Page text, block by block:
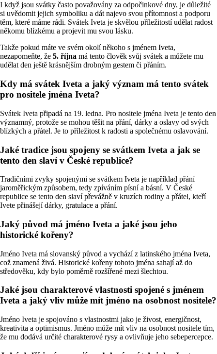
I když jsou svátky často považovány za odpočinkové dny, je důležité
si uvědomit jejich symboliku a dát najevo svou přítomnost a podporu
těm, které máme rádi. Svátek Iveta je skvělou příležitostí udělat radost
někomu blízkému a projevit mu svou lásku.
Takže pokud máte ve svém okolí někoho s jménem Iveta,
nezapomeňte, že 5. října má tento člověk svůj svátek a můžete mu
udělat den ještě krásnějším drobným gestem či přáním.
Kdy má svátek Iveta a jaký význam má tento svátek
pro nositele jména Iveta?
Svátek Iveta připadá na 19. ledna. Pro nositele jména Iveta je tento den
významný, protože se mohou těšit na přání, dárky a oslavy od svých
blízkých a přátel. Je to příležitost k radosti a společnému oslavování.
Jaké tradice jsou spojeny se svátkem Iveta a jak se
tento den slaví v České republice?
Tradičními zvyky spojenými se svátkem Iveta je například přání
jaroměřickým způsobem, tedy zpíváním písní a básní. V České
republice se tento den slaví převážně v kruzích rodiny a přátel, kteří
Ivete přinášejí dárky, gratulace a přání.
Jaký původ má jméno Iveta a jaké jsou jeho
historické kořeny?
Jméno Iveta má slovanský původ a vychází z latinského jména Iveta,
což znamená živá. Historické kořeny tohoto jména sahají až do
středověku, kdy bylo poměrně rozšířené mezi šlechtou.
Jaké jsou charakterové vlastnosti spojené s jménem
Iveta a jaký vliv může mít jméno na osobnost nositele?
Jméno Iveta je spojováno s vlastnostmi jako je živost, energičnost,
kreativita a optimismus. Jméno může mít vliv na osobnost nositele tím,
že mu dodává určité charakterové rysy a ovlivňuje jeho sebepercepce.